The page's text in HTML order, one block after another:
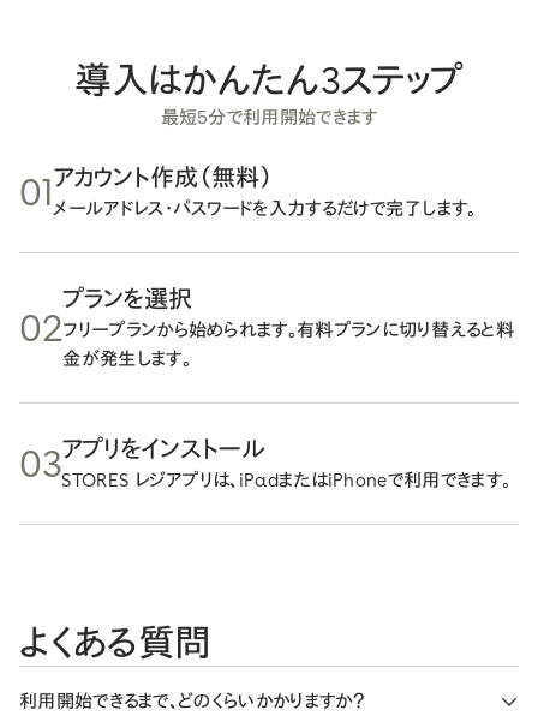
導入はかんたん3ステップ
最短5分で利用開始できます
01アカウント作成（無料）
メールアドレス・パスワードを入力するだけで完了します。
02
プランを選択
フリープランから始められます。有料プランに切り替えると料
金が発生します。
03アプリをインストール
STORES レジアプリは、iPadまたはiPhoneで利用できます。
よくある質問
利用開始できるまで、どのくらいかかりますか？